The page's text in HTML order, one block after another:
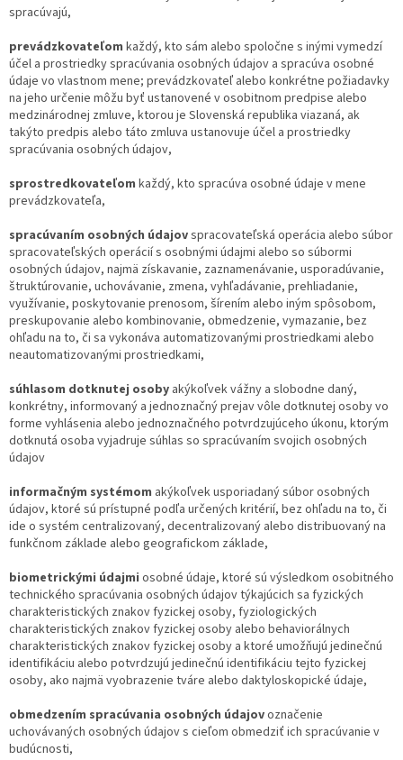
spracúvajú,
prevádzkovateľom každý, kto sám alebo spoločne s inými vymedzí
účel a prostriedky spracúvania osobných údajov a spracúva osobné
údaje vo vlastnom mene; prevádzkovateľ alebo konkrétne požiadavky
na jeho určenie môžu byť ustanovené v osobitnom predpise alebo
medzinárodnej zmluve, ktorou je Slovenská republika viazaná, ak
takýto predpis alebo táto zmluva ustanovuje účel a prostriedky
spracúvania osobných údajov,
sprostredkovateľom každý, kto spracúva osobné údaje v mene
prevádzkovateľa,
spracúvaním osobných údajovspracovateľská operácia alebo súbor
spracovateľských operácií s osobnými údajmi alebo so súbormi
osobných údajov, najmä získavanie, zaznamenávanie, usporadúvanie,
štruktúrovanie, uchovávanie, zmena, vyhľadávanie, prehliadanie,
využívanie, poskytovanie prenosom, šírením alebo iným spôsobom,
preskupovanie alebo kombinovanie, obmedzenie, vymazanie, bez
ohľadu na to, či sa vykonáva automatizovanými prostriedkami alebo
neautomatizovanými prostriedkami,
súhlasom dotknutej osoby akýkoľvek vážny a slobodne daný,
konkrétny, informovaný a jednoznačný prejav vôle dotknutej osoby vo
forme vyhlásenia alebo jednoznačného potvrdzujúceho úkonu, ktorým
dotknutá osoba vyjadruje súhlas so spracúvaním svojich osobných
údajov
informačným systémom akýkoľvek usporiadaný súbor osobných
údajov, ktoré sú prístupné podľa určených kritérií, bez ohľadu na to, či
ide o systém centralizovaný, decentralizovaný alebo distribuovaný na
funkčnom základe alebo geografickom základe,
biometrickými údajmi osobné údaje, ktoré sú výsledkom osobitného
technického spracúvania osobných údajov týkajúcich sa fyzických
charakteristických znakov fyzickej osoby, fyziologických
charakteristických znakov fyzickej osoby alebo behaviorálnych
charakteristických znakov fyzickej osoby a ktoré umožňujú jedinečnú
identifikáciu alebo potvrdzujú jedinečnú identifikáciu tejto fyzickej
osoby, ako najmä vyobrazenie tváre alebo daktyloskopické údaje,
obmedzením spracúvania osobných údajovoznačenie
uchovávaných osobných údajov s cieľom obmedziť ich spracúvanie v
budúcnosti,